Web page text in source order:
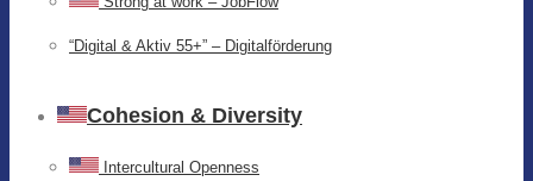
“Digital & Aktiv 55+” – Digitalförderung
Cohesion & Diversity
Intercultural Openness